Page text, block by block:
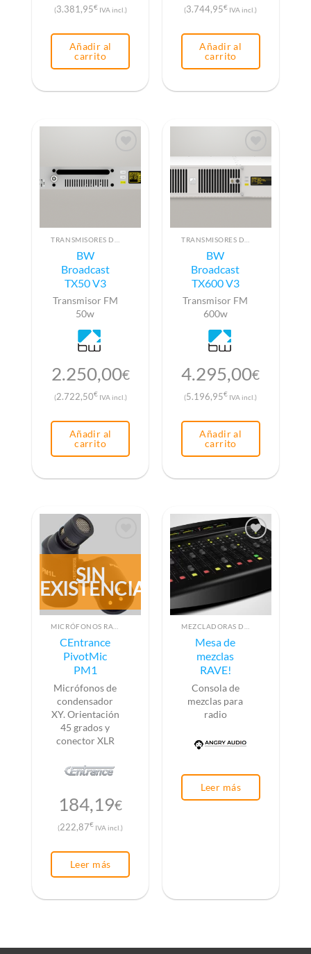
(3.381,95€IVA incl.)
Añadir al
carrito
(3.744,95€ IVA incl.)
Añadir al
carrito
BW
Broadcast
TX50 V3
Transmisor FM
50w
2.250,00€
(2.722,50€IVA incl.)
Añadir al
carrito
BW
Broadcast
TX600 V3
Transmisor FM
600w
4.295,00€
(5.196,95€ IVA incl.)
Añadir al
carrito
SIN
EXISTENCIAS
CEntrance
PivotMic
PM1
Micrófonos de
condensador
XY. Orientación
45 grados y
conector XLR
184,19€
(222,87€ IVA incl.)
Leer más
Mesa de
mezclas
RAVE!
Consola de
mezclas para
radio
Leer más